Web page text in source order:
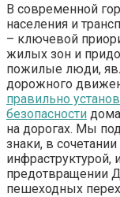
В современной
населения и
– ключевой
жилых зон и
пожилые люди,
дорожного
правильно
безопасности
на дорогах. Мы
знаки, в
предотвращении
пешеходных